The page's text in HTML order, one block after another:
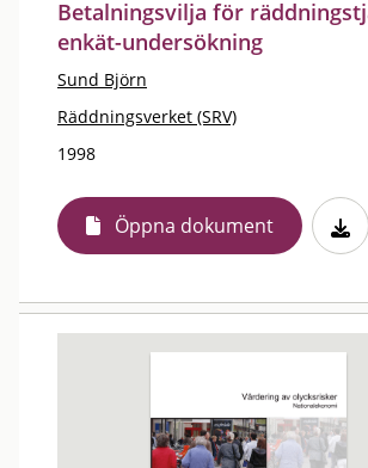
Betalningsvilja för
enkät-undersökning
Sund Björn
Räddningsverket (SRV)
1998
Öppna dokument